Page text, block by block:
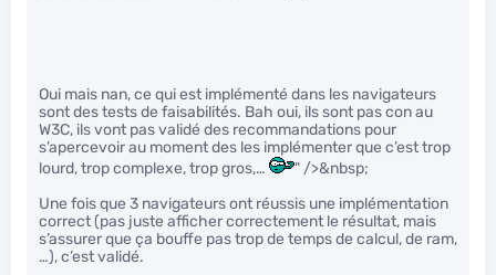
Oui mais nan, ce qui est implémenté dans les navigateurs
sont des tests de faisabilités. Bah oui, ils sont pas con au
W3C, ils vont pas validé des recommandations pour
s’apercevoir au moment des les implémenter que c’est trop
lourd, trop complexe, trop gros,…
" />&nbsp;
Une fois que 3 navigateurs ont réussis une implémentation
correct (pas juste afficher correctement le résultat, mais
s’assurer que ça bouffe pas trop de temps de calcul, de ram,
…), c’est validé.